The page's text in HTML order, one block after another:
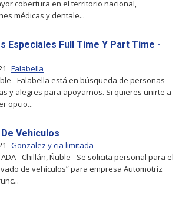
cobertura en el territorio nacional,
médicas y dentale...
Especiales Full Time Y Part Time -
Falabella
- Falabella está en búsqueda de personas
y alegres para apoyarnos. Si quieres unirte a
opcio...
Vehiculos
Gonzalez y cia limitada
- Chillán, Ñuble - Se solicita personal para el
de vehículos” para empresa Automotriz